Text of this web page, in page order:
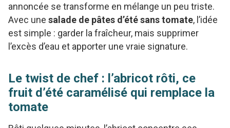
annoncée se transforme en mélange un peu triste.
Avec une salade de pâtes d’été sans tomate, l’idée
est simple : garder la fraîcheur, mais supprimer
l’excès d’eau et apporter une vraie signature.
Le twist de chef : l’abricot rôti, ce
fruit d’été caramélisé qui remplace la
tomate